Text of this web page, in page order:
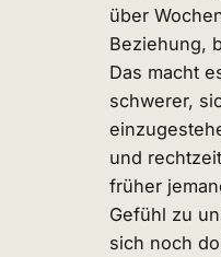
über
Beziehung,
Das macht
schwerer,
und
früher
Gefühl zu
sich noch